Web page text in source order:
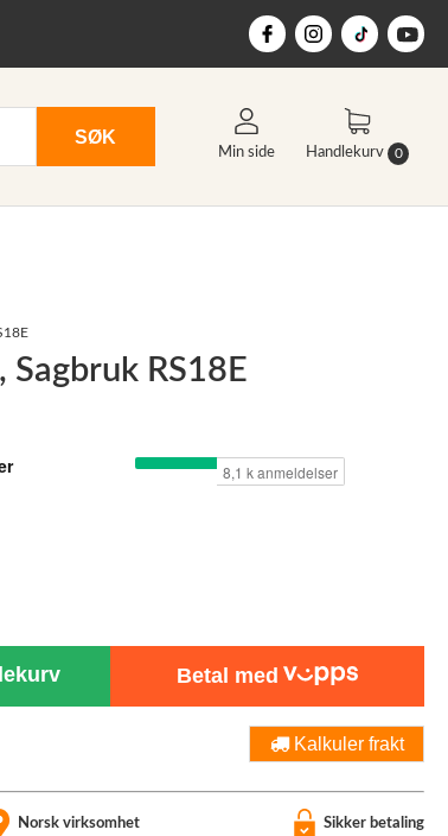
SØK
Min side Handlekurv 0
RS18E
Betal med
Kalkuler frakt
Norsk virksomhet Sikker betaling